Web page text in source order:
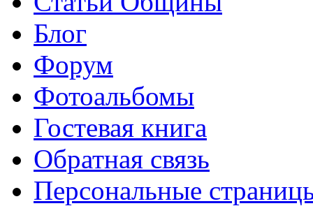
Блог
Форум
Фотоальбомы
Гостевая книга
Обратная связь
Персональные